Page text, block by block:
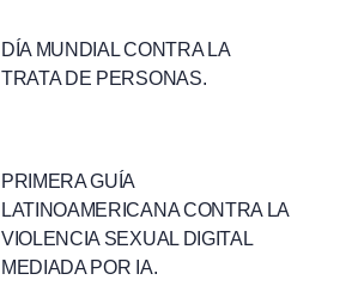
DÍA MUNDIAL CONTRA LA
TRATA DE PERSONAS.
PRIMERA GUÍA
LATINOAMERICANA CONTRA LA
VIOLENCIA SEXUAL DIGITAL
MEDIADA POR IA.